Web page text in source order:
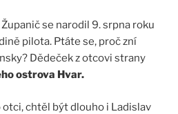
se narodil 9. srpna roku
pilota. Ptáte se, proč zní
Dědeček z otcovi strany
ostrova Hvar.
chtěl být dlouho i Ladislav